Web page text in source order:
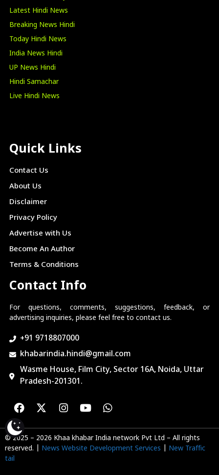
Latest Hindi News
Breaking News Hindi
Today Hindi News
India News Hindi
UP News Hindi
Hindi Samachar
Live Hindi News
Quick Links
Contact Us
About Us
Disclaimer
Privacy Policy
Advertise with Us
Become An Author
Terms & Conditions
Contact Info
For questions, comments, suggestions, feedback, or
advertising inquiries, please feel free to contact us.
+91 9718807000
khabarindia.hindi@gmail.com
Wasme House, Film City, Sector 16A, Noida, Uttar
Pradesh-201301.
© 2025 – 2026 Khaa khabar India network Pvt Ltd – All rights
reserved. | News Website Development Services
New Traffic
tail